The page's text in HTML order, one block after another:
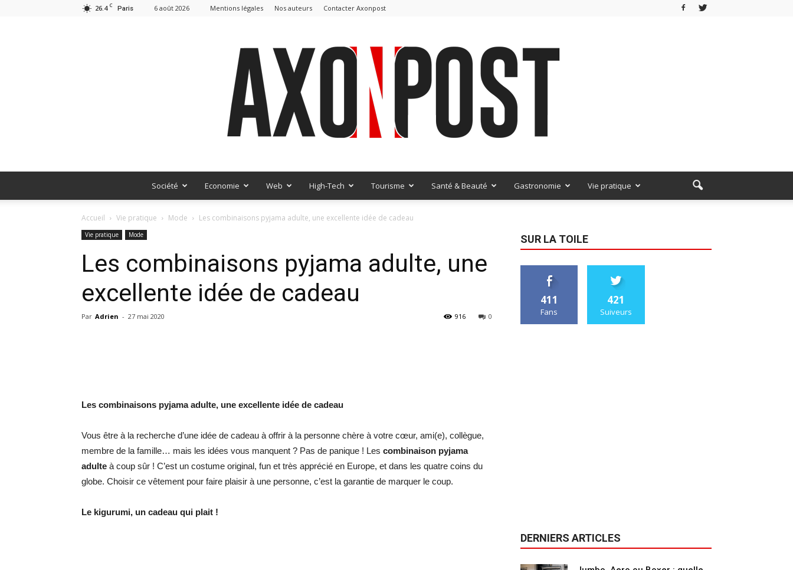
26.4 C Paris 6 août 2026 Mentions légales Nos auteurs Contacter Axonpost
Société Economie Web High-Tech Tourisme Santé & Beauté Gastronomie Vie pratique
Accueil Vie pratique Mode Les combinaisons pyjama adulte, une excellente idée de cadeau
Vie pratique Mode
Les combinaisons pyjama adulte, une
excellente idée de cadeau
Par Adrien - 27 mai 2020 0
916
Les combinaisons pyjama adulte, une excellente idée de cadeau
Vous être à la recherche d’une idée de cadeau à offrir à la personne chère à votre cœur, ami(e), collègue,
membre de la famille… mais les idées vous manquent ? Pas de panique ! Les combinaison pyjama
adulte à coup sûr ! C’est un costume original, fun et très apprécié en Europe, et dans les quatre coins du
globe. Choisir ce vêtement pour faire plaisir à une personne, c’est la garantie de marquer le coup.
Le kigurumi, un cadeau qui plait !
SUR LA TOILE
411
Fans
421
Suiveurs
DERNIERS ARTICLES